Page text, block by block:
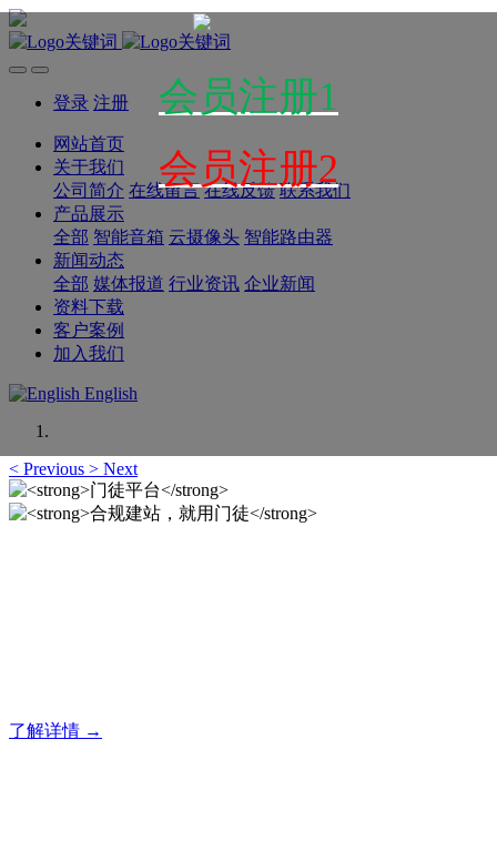
会员注册1
会员注册2
登录 注册
网站首页
关于我们
公司简介 在线留言 在线反馈 联系我们
产品展示
全部 智能音箱 云摄像头 智能路由器
新闻动态
全部 媒体报道 行业资讯 企业新闻
资料下载
客户案例
加入我们
English
< Previous > Next
了解详情 →